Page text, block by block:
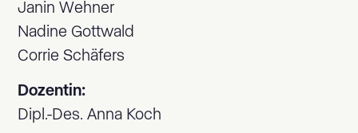
Janin Wehner
Nadine Gottwald
Corrie Schäfers
Dozentin:
Dipl.-Des. Anna Koch